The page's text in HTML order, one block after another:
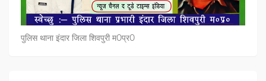
पुलिस थाना इंदार जिला शिवपुरी म0प्र0